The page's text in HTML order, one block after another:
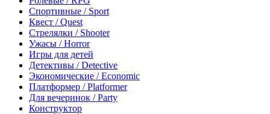
Спортивные / Sport
Квест / Quest
Стрелялки / Shooter
Ужасы / Horror
Игры для детей
Детективы / Detective
Экономические / Economic
Платформер / Platformer
Для вечеринок / Party
Конструктор